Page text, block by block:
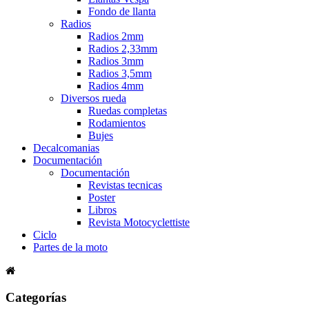
Fondo de llanta
Radios
Radios 2mm
Radios 2,33mm
Radios 3mm
Radios 3,5mm
Radios 4mm
Diversos rueda
Ruedas completas
Rodamientos
Bujes
Decalcomanias
Documentación
Documentación
Revistas tecnicas
Poster
Libros
Revista Motocyclettiste
Ciclo
Partes de la moto
Categorías